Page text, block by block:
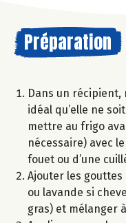
Préparation
Dans un récipient,
idéal qu’elle ne
mettre au frigo
nécessaire) avec le
fouet ou d’une
Ajouter les gouttes
ou lavande si
gras) et mélanger